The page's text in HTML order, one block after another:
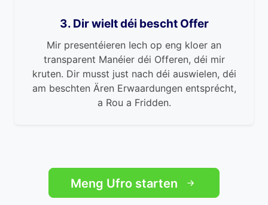
3. Dir wielt déi bescht Offer
Mir presentéieren Iech op eng kloer an
transparent Manéier déi Offeren, déi mir
kruten. Dir musst just nach déi auswielen, déi
am beschten Ären Erwaardungen entsprécht,
a Rou a Fridden.
Meng Ufro starten